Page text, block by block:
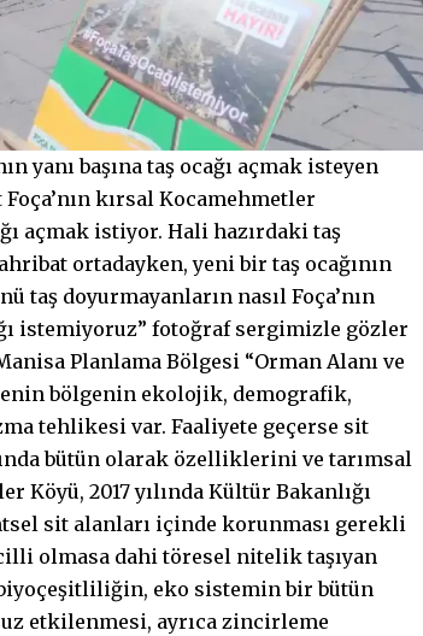
yanı başına taş ocağı açmak isteyen
kırsal Kocamehmetler
açmak istiyor. Hali hazırdaki taş
ortadayken, yeni bir taş ocağının
taş doyurmayanların nasıl Foça’nın
istemiyoruz” fotoğraf sergimizle gözler
Planlama Bölgesi “Orman Alanı ve
bölgenin ekolojik, demografik,
tehlikesi var. Faaliyete geçerse sit
bütün olarak özelliklerini ve tarımsal
Köyü, 2017 yılında Kültür Bakanlığı
sit alanları içinde korunması gerekli
olmasa dahi töresel nitelik taşıyan
eko sistemin bir bütün
etkilenmesi, ayrıca zincirleme